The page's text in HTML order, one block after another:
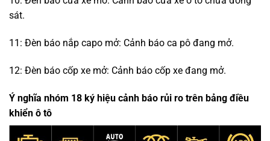
sát.
11: Đèn báo nắp capo mở: Cảnh báo ca pô đang mở.
12: Đèn báo cốp xe mở: Cảnh báo cốp xe đang mở.
Ý nghĩa nhóm 18 ký hiệu cảnh báo rủi ro trên bảng điều
khiển ô tô